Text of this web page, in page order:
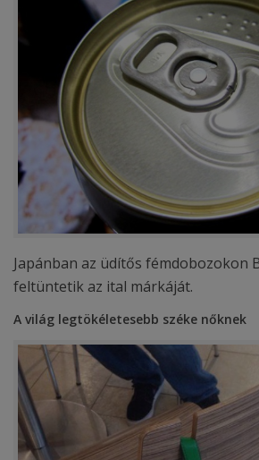
Japánban az üdítős fémdobozokon
feltüntetik az ital márkáját.
A világ legtökéletesebb széke nőknek